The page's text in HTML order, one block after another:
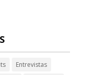
Entrevistas